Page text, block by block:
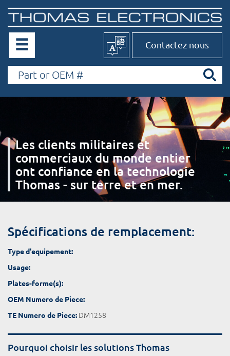
Contactez nous
Les clients militaires et
commerciaux du monde entier
ont confiance en la technologie
Thomas - sur terre et en mer.
Spécifications de remplacement:
Type d'equipement:
Usage:
Plates-forme(s):
OEM Numero de Piece:
TE Numero de Piece: DM1258
Pourquoi choisir les solutions Thomas